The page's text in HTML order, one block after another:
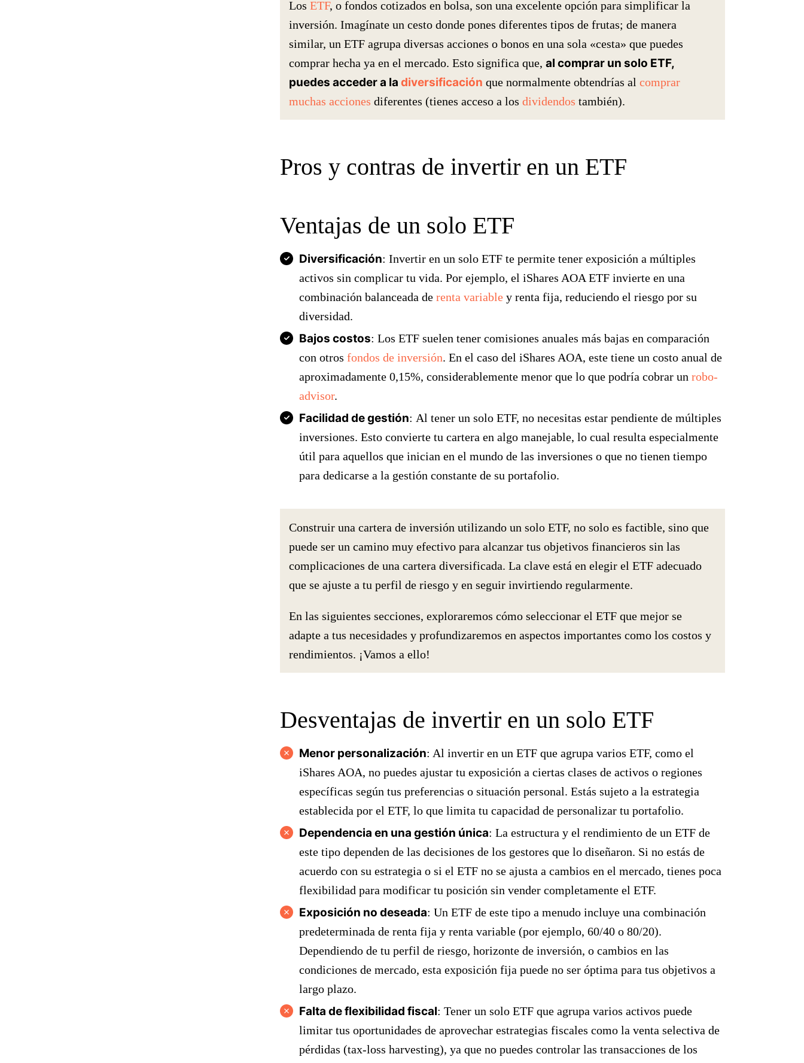
Los ETF, o fondos cotizados en bolsa, son una excelente opción para simplificar la
inversión. Imagínate un cesto donde pones diferentes tipos de frutas; de manera
similar, un ETF agrupa diversas acciones o bonos en una sola «cesta» que puedes
comprar hecha ya en el mercado. Esto significa que, al comprar un solo ETF,
puedes acceder a la diversificación que normalmente obtendrías al comprar
muchas acciones diferentes (tienes acceso a los dividendos también).
Pros y contras de invertir en un ETF
Ventajas de un solo ETF
Diversificación: Invertir en un solo ETF te permite tener exposición a múltiples
activos sin complicar tu vida. Por ejemplo, el iShares AOA ETF invierte en una
combinación balanceada de renta variable y renta fija, reduciendo el riesgo por su
diversidad.
Bajos costos: Los ETF suelen tener comisiones anuales más bajas en comparación
con otros fondos de inversión. En el caso del iShares AOA, este tiene un costo anual de
aproximadamente 0,15%, considerablemente menor que lo que podría cobrar un robo-
advisor.
Facilidad de gestión: Al tener un solo ETF, no necesitas estar pendiente de múltiples
inversiones. Esto convierte tu cartera en algo manejable, lo cual resulta especialmente
útil para aquellos que inician en el mundo de las inversiones o que no tienen tiempo
para dedicarse a la gestión constante de su portafolio.
Construir una cartera de inversión utilizando un solo ETF, no solo es factible, sino que
puede ser un camino muy efectivo para alcanzar tus objetivos financieros sin las
complicaciones de una cartera diversificada. La clave está en elegir el ETF adecuado
que se ajuste a tu perfil de riesgo y en seguir invirtiendo regularmente.
En las siguientes secciones, exploraremos cómo seleccionar el ETF que mejor se
adapte a tus necesidades y profundizaremos en aspectos importantes como los costos y
rendimientos. ¡Vamos a ello!
Desventajas de invertir en un solo ETF
Menor personalización: Al invertir en un ETF que agrupa varios ETF, como el
iShares AOA, no puedes ajustar tu exposición a ciertas clases de activos o regiones
específicas según tus preferencias o situación personal. Estás sujeto a la estrategia
establecida por el ETF, lo que limita tu capacidad de personalizar tu portafolio.
Dependencia en una gestión única: La estructura y el rendimiento de un ETF de
este tipo dependen de las decisiones de los gestores que lo diseñaron. Si no estás de
acuerdo con su estrategia o si el ETF no se ajusta a cambios en el mercado, tienes poca
flexibilidad para modificar tu posición sin vender completamente el ETF.
Exposición no deseada: Un ETF de este tipo a menudo incluye una combinación
predeterminada de renta fija y renta variable (por ejemplo, 60/40 o 80/20).
Dependiendo de tu perfil de riesgo, horizonte de inversión, o cambios en las
condiciones de mercado, esta exposición fija puede no ser óptima para tus objetivos a
largo plazo.
Falta de flexibilidad fiscal: Tener un solo ETF que agrupa varios activos puede
limitar tus oportunidades de aprovechar estrategias fiscales como la venta selectiva de
pérdidas (tax-loss harvesting), ya que no puedes controlar las transacciones de los